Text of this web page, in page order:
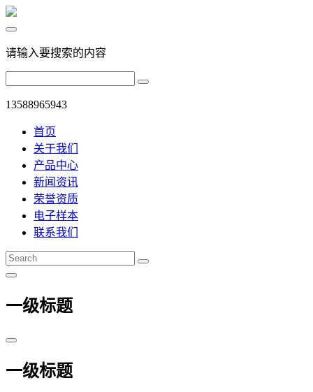
请输入要搜索的内容
13588965943
首页
关于我们
产品中心
新闻资讯
荣誉资质
电子样本
联系我们
一级标题
一级标题